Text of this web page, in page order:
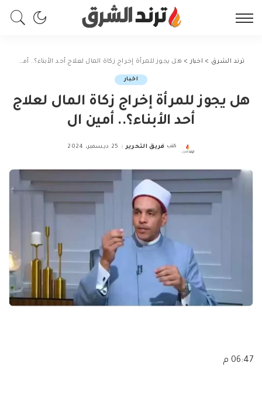
ترند الشرق > اخبار > هل يجوز للمرأة إخراج زكاة المال لعلاج أحد الأبناء؟.. أمين ال
اخبار
هل يجوز للمرأة إخراج زكاة المال لعلاج
أحد الأبناء؟.. أمين ال
Posted
كتب فريق التحرير 25 ديسمبر، 2024
06:47 م